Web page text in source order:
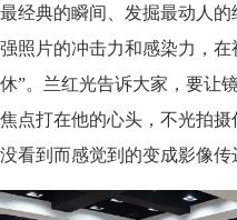
最经典的瞬间、发掘最动人
强照片的冲击力和感染力，
休”。兰红光告诉大家，要让
焦点打在他的心头，不光拍
没看到而感觉到的变成影像传